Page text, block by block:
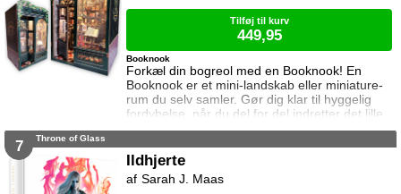
Forkæl din bogreol med en Booknook! En
Booknook er et mini-landskab eller miniature-
rum du selv samler. Gør dig klar til hyggelig
fordybelse, når du del for del indretter det lille
rum med de fineste detaljer. Med lukkede
og med det indbyggede lys, pynter den også i
mørke. I denne booknook går døren op og i til
uglens charmerende lille boghandel, som med
Booknook
Tilføj til kurv
449,95
7 Throne of Glass
Ildhjerte
Sarah J. Maas